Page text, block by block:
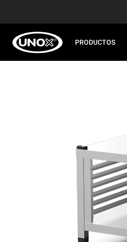
PRODUCTOS